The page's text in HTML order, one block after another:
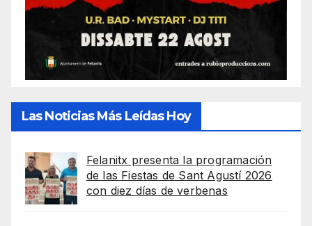
Las Noticias Más Leídas Hoy
Felanitx presenta la programación
de las Fiestas de Sant Agustí 2026
con diez días de verbenas